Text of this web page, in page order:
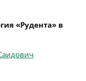
«Рудента» в